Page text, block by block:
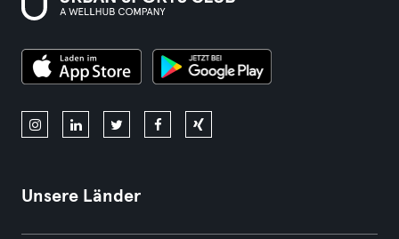
Unsere Länder